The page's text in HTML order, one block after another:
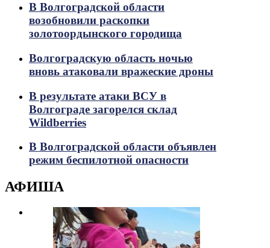
В Волгоградской области
возобновили раскопки
золотоордынского городища
Волгоградскую область ночью
вновь атаковали вражеские дроны
В результате атаки ВСУ в
Волгограде загорелся склад
Wildberries
В Волгоградской области объявлен
режим беспилотной опасности
АФИША